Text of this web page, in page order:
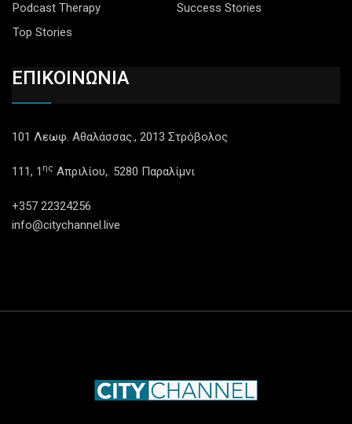
Podcast Therapy
Success Stories
Top Stories
ΕΠΙΚΟΙΝΩΝΙΑ
101 Λεωφ. Αθαλάσσας., 2013 Στρόβολος
111, 1 ης Απριλίου,. 5280 Παραλίμνι
+357 22324256
info@citychannel.live